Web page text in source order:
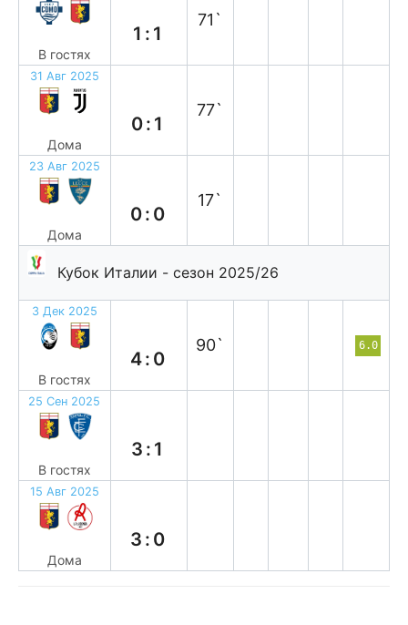
В гостях
1:1
71`
31 Авг 2025
Дома
0:1
77`
23 Авг 2025
Дома
0:0
17`
Кубок Италии - сезон 2025/26
3 Дек 2025
В гостях
4:0
90` 6.0
25 Сен 2025
В гостях
3:1
15 Авг 2025
Дома
3:0